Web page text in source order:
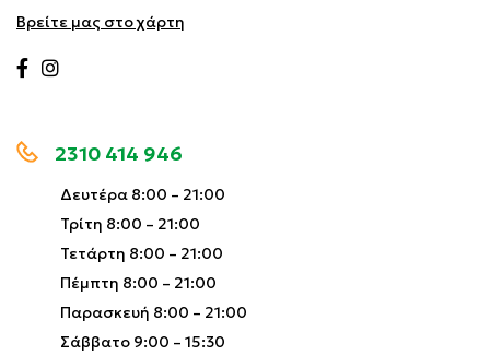
Βρείτε μας στο χάρτη
2310 414 946
Δευτέρα 8:00 – 21:00
Τρίτη 8:00 – 21:00
Τετάρτη 8:00 – 21:00
Πέμπτη 8:00 – 21:00
Παρασκευή 8:00 – 21:00
Σάββατο 9:00 – 15:30